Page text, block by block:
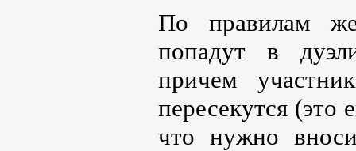
По правилам
попадут в
причем
пересекутся (это
что нужно